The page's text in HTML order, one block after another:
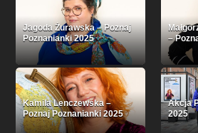
Jagoda Żurawska – Poznaj
Poznanianki 2025
–
Kamila Lenczewska –
Poznaj Poznanianki 2025
Akcja
2025